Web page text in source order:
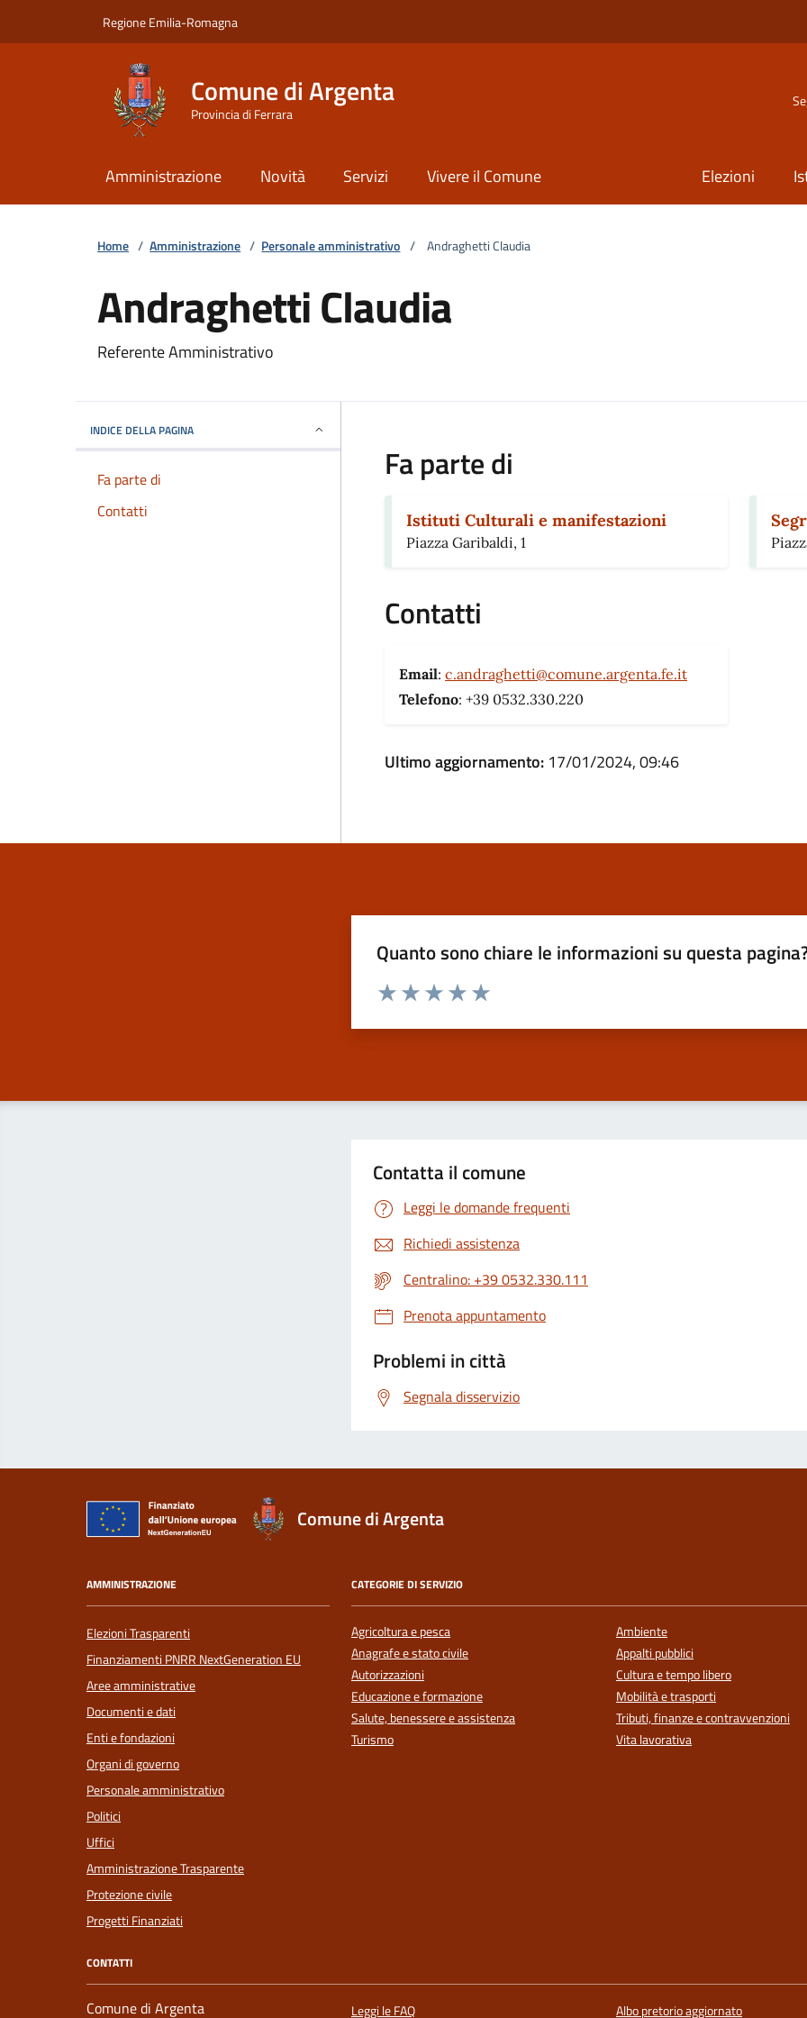
Regione Emilia-Romagna
Comune di Argenta
Provincia di Ferrara
Amministrazione Novità Servizi Vivere il Comune Elezioni
Home / Amministrazione / Personale amministrativo / Andraghetti Claudia
Andraghetti Claudia
Referente Amministrativo
INDICE DELLA PAGINA
Fa parte di
Contatti
Fa parte di
Istituti Culturali e manifestazioni
Piazza Garibaldi, 1
Contatti
Email: c.andraghetti@comune.argenta.fe.it
Telefono: +39 0532.330.220
Ultimo aggiornamento: 17/01/2024, 09:46
Quanto sono chiare le informazioni su questa
Valuta da 1 a 5 stelle la pagina
Contatta il comune
Leggi le domande frequenti
Richiedi assistenza
Centralino: +39 0532.330.111
Prenota appuntamento
Problemi in città
Segnala disservizio
Comune di Argenta
AMMINISTRAZIONE
Elezioni Trasparenti
Finanziamenti PNRR NextGeneration EU
Aree amministrative
Documenti e dati
Enti e fondazioni
Organi di governo
Personale amministrativo
Politici
Uffici
Amministrazione Trasparente
Protezione civile
Progetti Finanziati
CATEGORIE DI SERVIZIO
Agricoltura e pesca
Ambiente
Anagrafe e stato civile
Appalti pubblici
Autorizzazioni
Cultura e tempo libero
Educazione e formazione
Mobilità e trasporti
Salute, benessere e assistenza
Tributi, finanze e contravvenzioni
Turismo
Vita lavorativa
CONTATTI
Comune di Argenta Leggi le FAQ Albo pretorio aggiornato